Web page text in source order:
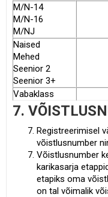
M/N-14
M/N-16
M/NJ
Naised
Mehed
Seenior 2
Seenior 3+
Vabaklass
7.
Registreerimisel
võistlusnumber
Võistlusnumber
karikasarja
etapiks oma
on tal võimalik